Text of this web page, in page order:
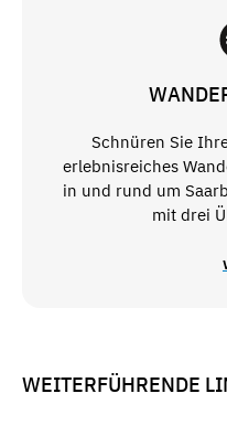
Schnüren Sie
erlebnisreiches
in und rund um
mit drei
WEITERFÜHRENDE